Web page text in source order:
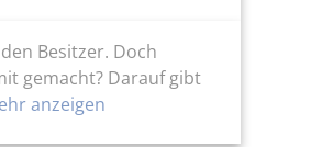
Besitzer. Doch
gemacht? Darauf gibt
anzeigen